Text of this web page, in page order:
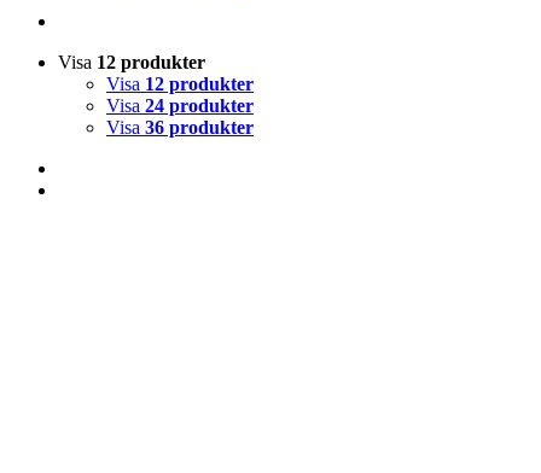
Visa 12 produkter
Visa 12 produkter
Visa 24 produkter
Visa 36 produkter